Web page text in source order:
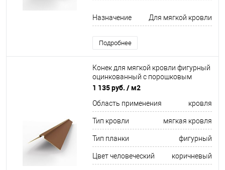
Назначение Для мягкой кровли
Подробнее
Конек для мягкой кровли фигурный
оцинкованный c порошковым
покрытием 0,45мм RAL 8003
1 135 руб. / м2
Область применения кровля
Тип кровли мягкая кровля
Тип планки фигурный
Цвет человеческий коричневый